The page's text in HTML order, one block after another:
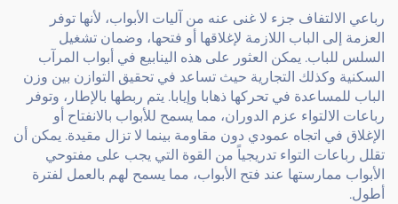
رباعي الالتفاف جزء لا غنى عنه من آليات الأبواب، لأنها توفر
العزمة إلى الباب اللازمة لإغلاقها أو فتحها، وضمان تشغيل
السلس للباب. يمكن العثور على هذه الينابيع في أبواب المرآب
السكنية وكذلك التجارية حيث تساعد في تحقيق التوازن بين وزن
الباب للمساعدة في تحركها ذهابا وإيابا. يتم ربطها بالإطار، وتوفر
رباعات الالتواء عزم الدوران، مما يسمح للأبواب بالانفتاح أو
الإغلاق في اتجاه عمودي دون مقاومة بينما لا تزال مقيدة. يمكن أن
تقلل رباعات التواء تدريجياً من القوة التي يجب على مفتوحي
الأبواب ممارستها عند فتح الأبواب، مما يسمح لهم بالعمل لفترة
أطول.